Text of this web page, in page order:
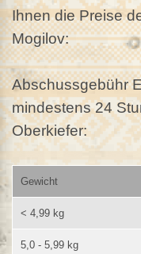
Ihnen die Preise
Mogilov:
Abschussgebühr
mindestens 24
Oberkiefer:
Gewicht
< 4,99 kg
5,0 - 5,99 kg